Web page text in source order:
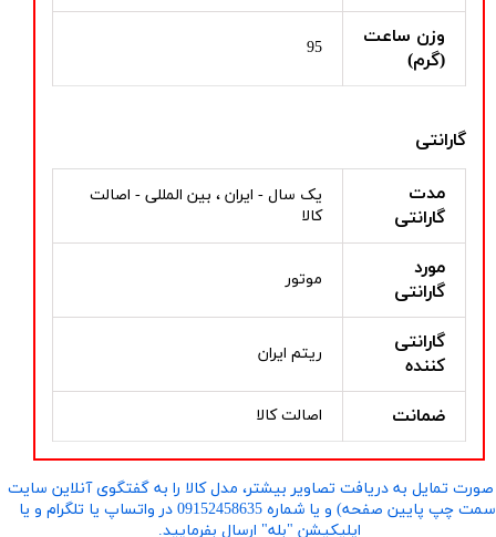
وزن ساعت
(گرم)
95
گارانتی
مدت
گارانتی
یک سال - ایران ، بین المللی - اصالت
کالا
مورد
گارانتی
موتور
گارانتی
کننده
ریتم ایران
ضمانت اصالت کالا
تمایل به دریافت تصاویر بیشتر، مدل کالا را به گفتگوی آنلاین سایت
​​​​​​​(سمت چپ پایین صفحه) و یا شماره 09152458635 در واتساپ یا تلگرام و یا
اپلیکیشن "بله" ارسال بفرمایید.